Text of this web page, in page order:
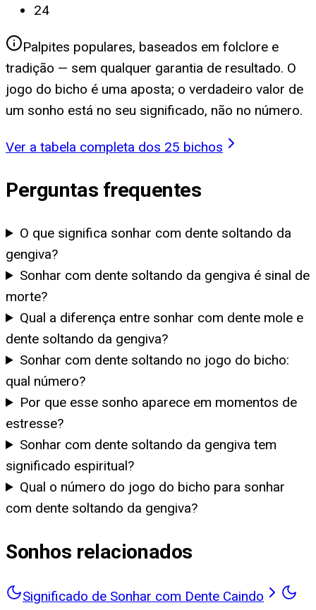
24
Palpites populares, baseados em folclore e
tradição — sem qualquer garantia de resultado. O
jogo do bicho é uma aposta; o verdadeiro valor de
um sonho está no seu significado, não no número.
Ver a tabela completa dos 25 bichos
Perguntas frequentes
O que significa sonhar com dente soltando da
gengiva?
Sonhar com dente soltando da gengiva é sinal de
morte?
Qual a diferença entre sonhar com dente mole e
dente soltando da gengiva?
Sonhar com dente soltando no jogo do bicho:
qual número?
Por que esse sonho aparece em momentos de
estresse?
Sonhar com dente soltando da gengiva tem
significado espiritual?
Qual o número do jogo do bicho para sonhar
com dente soltando da gengiva?
Sonhos relacionados
Significado de Sonhar com Dente Caindo